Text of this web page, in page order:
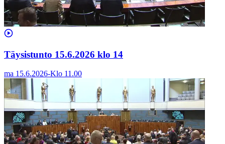
Täysistunto 15.6.2026 klo 14
ma 15.6.2026-Klo 11.00